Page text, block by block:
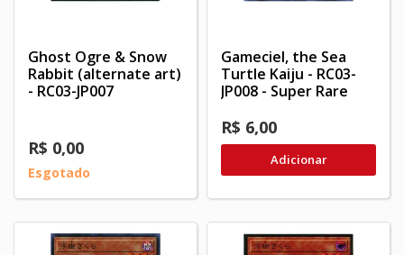
Ghost Ogre & Snow
Rabbit (alternate art)
- RC03-JP007
R$ 0,00
Esgotado
Gameciel, the Sea
Turtle Kaiju - RC03-
JP008 - Super Rare
R$ 6,00
Adicionar